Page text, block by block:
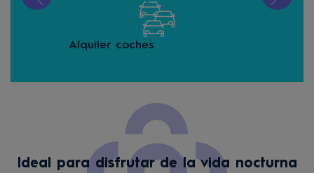
Alquiler coches
Ideal para disfrutar de la vida nocturna